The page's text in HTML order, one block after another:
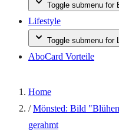
Toggle submenu for
Lifestyle
Toggle submenu for
AboCard Vorteile
Home
/ Mönsted: Bild
gerahmt